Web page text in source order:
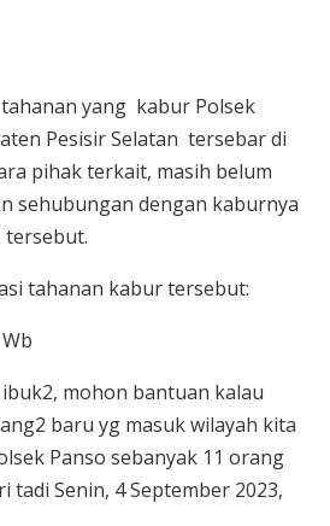
yang kabur Polsek
Pesisir Selatan tersebar di
pihak terkait, masih belum
sehubungan dengan kaburnya
tahanan kabur tersebut:
mohon bantuan kalau
baru yg masuk wilayah kita
Panso sebanyak 11 orang
tadi Senin, 4 September 2023,